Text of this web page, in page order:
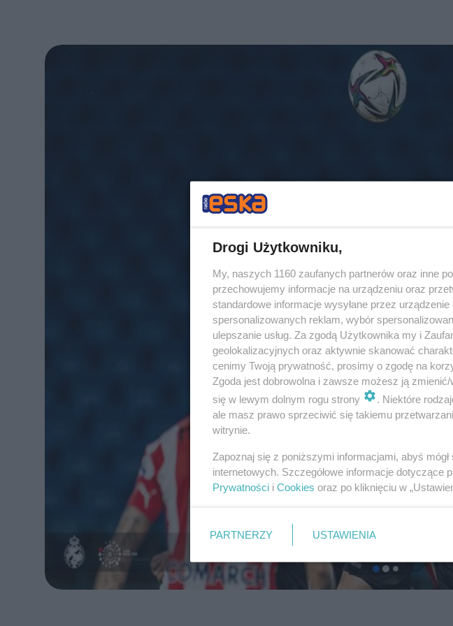
Drogi Użytkowniku,
My, naszych 1160 zaufanych partnerów oraz inne
przechowujemy informacje na urządzeniu oraz
standardowe informacje wysyłane przez
spersonalizowanych reklam, wybór
ulepszanie usług. Za zgodą Użytkownika my i
geolokalizacyjnych oraz aktywnie skanować
cenimy Twoją prywatność, prosimy o zgodę na
Zgoda jest dobrowolna i zawsze możesz ją
się w lewym dolnym rogu strony
. Niektóre
ale masz prawo sprzeciwić się takiemu
witrynie.
Zapoznaj się z poniższymi informacjami, abyś
internetowych. Szczegółowe informacje dotyczące
Prywatności i Cookies oraz po kliknięciu w
PARTNERZY USTAWIENIA